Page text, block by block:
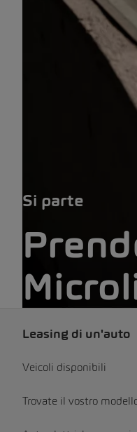
Si parte
Leasing di un'auto
Veicoli disponibili
Trovate il vostro